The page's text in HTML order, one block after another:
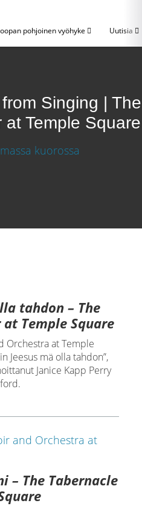
pohjoinen vyöhyke Uutisia
Singing | The
Temple Square
tahdon – The
Temple Square
Orchestra at Temple
Jeesus mä olla tahdon”,
Janice Kapp Perry
– The Tabernacle